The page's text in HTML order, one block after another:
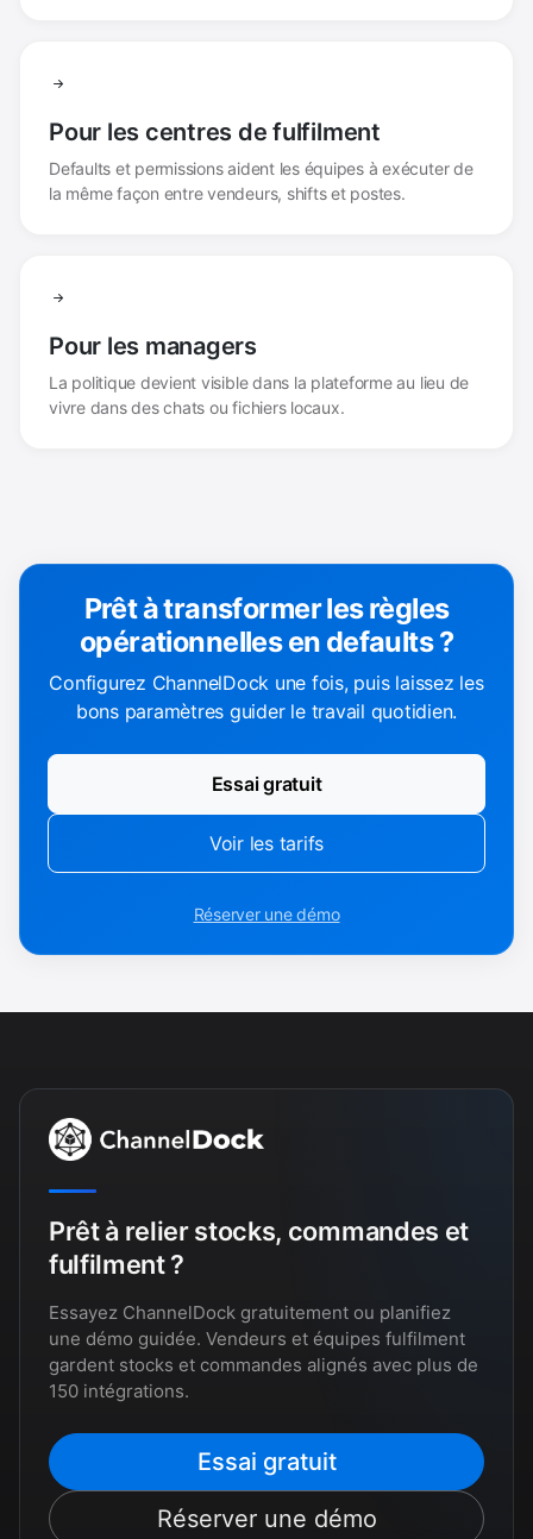
Pour les centres de fulfilment
Defaults et permissions aident les équipes à exécuter de
la même façon entre vendeurs, shifts et postes.
Pour les managers
La politique devient visible dans la plateforme au lieu de
vivre dans des chats ou fichiers locaux.
Prêt à transformer les règles
opérationnelles en defaults ?
Configurez ChannelDock une fois, puis laissez les
bons paramètres guider le travail quotidien.
Essai gratuit
Voir les tarifs
Réserver une démo
Prêt à relier stocks, commandes et
fulfilment ?
Essayez ChannelDock gratuitement ou planifiez
une démo guidée. Vendeurs et équipes fulfilment
gardent stocks et commandes alignés avec plus de
150 intégrations.
Essai gratuit
Réserver une démo